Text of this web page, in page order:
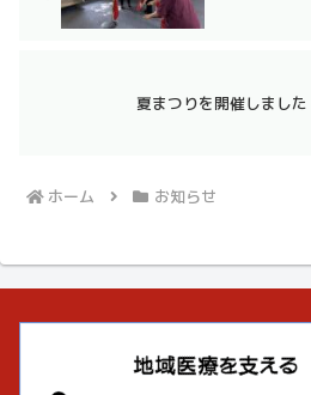
夏まつりを開催しました
ホーム お知らせ